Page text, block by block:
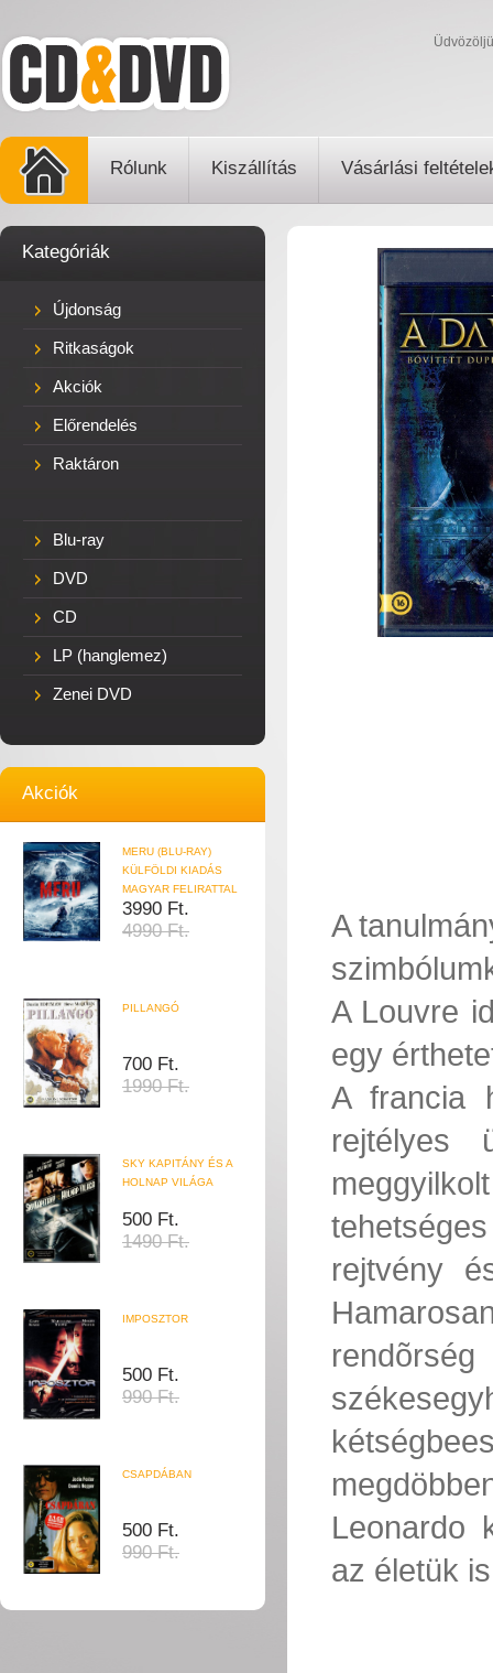
Rólunk Kiszállítás Vásárlási
Kategóriák
Újdonság
Ritkaságok
Akciók
Előrendelés
Raktáron
Blu-ray
DVD
CD
LP (hanglemez)
Zenei DVD
Akciók
MERU (BLU-RAY)
KÜLFÖLDI KIADÁS
MAGYAR FELIRATTAL
3990 Ft.
4990 Ft.
PILLANGÓ
700 Ft.
1990 Ft.
SKY KAPITÁNY ÉS A
HOLNAP VILÁGA
500 Ft.
1490 Ft.
IMPOSZTOR
500 Ft.
990 Ft.
CSAPDÁBAN
500 Ft.
990 Ft.
A
A Louvre
egy
A francia
rejtélyes
rejtvény
Leonardo
az életük